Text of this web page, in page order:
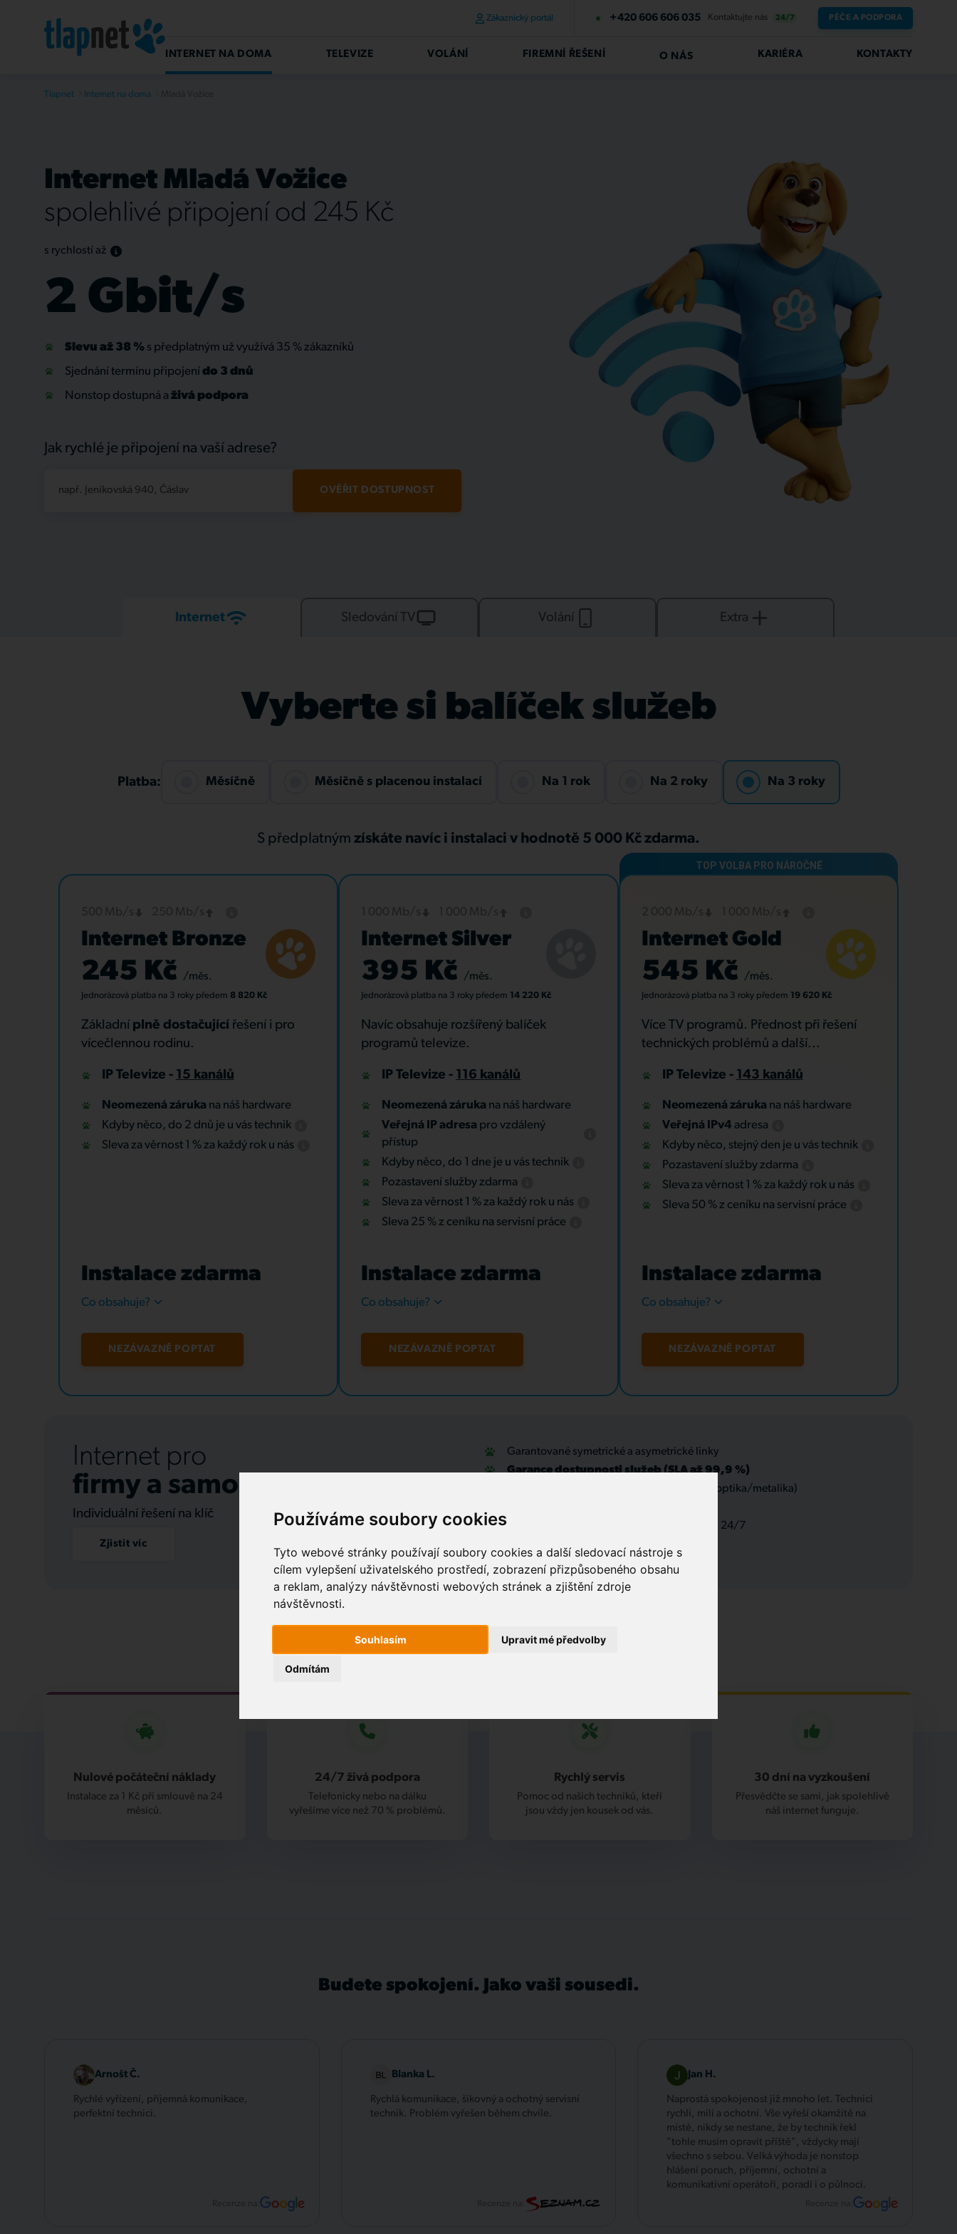
Používáme soubory cookies
Tyto webové stránky používají soubory cookies a další sledovací nástroje s
cílem vylepšení uživatelského prostředí, zobrazení přizpůsobeného obsahu
a reklam, analýzy návštěvnosti webových stránek a zjištění zdroje
návštěvnosti.
Souhlasím
Odmítám
Upravit mé předvolby
Zákaznický portál +420 606 606 035 Kontaktujte nás 24/7 PÉČE A PODPORA
INTERNET NA DOMA TELEVIZE VOLÁNÍ FIREMNÍ ŘEŠENÍ O NÁS KARIÉRA KONTAKTY
Tlapnet Internet na doma
Internet Mladá Vožice
spolehlivé připojení od 245 Kč
s rychlostí až
2 Gbit/s
Slevu až 38 % s předplatným už využívá 35 % zákazníků
Sjednání termínu připojení do 3 dnů
Nonstop dostupná a živá podpora
Jak rychlé je připojení na vaší adrese?
např. Jeníkovská 940, Čáslav OVĚŘIT DOSTUPNOST
Internet Sledování TV Volání Extra
Vyberte si balíček služeb
Platba: Měsíčně Měsíčně s placenou instalací Na 1 rok Na 2 roky Na 3 roky
S předplatným získáte navíc i instalaci v hodnotě 5 000 Kč zdarma.
Internet Bronze
245 Kč /měs.
Jednorázová platba na 3 rokypředem 8 820 Kč
Základní plně dostačující řešení i pro
vícečlennou rodinu.
IP Televize - 15 kanálů
Neomezená záruka na náš hardware
Kdyby něco, do 2 dnů je u vás technik
Sleva za věrnost 1 % za každý rok u nás
Instalace zdarma
Co obsahuje?
NEZÁVAZNĚ POPTAT
Internet Silver
395 Kč /měs.
Jednorázová platba na 3 roky předem 14 220 Kč
Navíc obsahuje rozšířený balíček
programů televize.
IP Televize - 116 kanálů
Neomezená záruka na náš hardware
Veřejná IP adresa pro vzdálený
přístup
Kdyby něco, do 1 dne je u vás technik
Pozastavení služby zdarma
Sleva za věrnost 1 % za každý rok u nás
Sleva 25 % z ceníku na servisní práce
Instalace zdarma
Co obsahuje?
NEZÁVAZNĚ POPTAT
Internet Gold
545 Kč /měs.
Jednorázová platba na 3 rokypředem 19 620 Kč
Více TV programů. Přednost při řešení
technických problémů a další...
IP Televize - 143 kanálů
Neomezená záruka na náš hardware
Veřejná IPv4 adresa
Kdyby něco, stejný den je u vás technik
Pozastavení služby zdarma
Sleva za věrnost 1 % za každý rok u nás
Sleva 50 % z ceníku na servisní práce
Instalace zdarma
Co obsahuje?
NEZÁVAZNĚ POPTAT
Internet pro
firmy a samosprávu
Individuální řešení na klíč
Zjistit víc
Garantované symetrické a asymetrické linky
Garance dostupnosti služeb (SLA až 99,9 %)
Optické přípojky a interní datové rozvody (optika/metalika)
IT outsourcing, správa sítí a servis, podpora 24/7
Nulové počáteční náklady
Instalace za 1 Kč při smlouvě na 24
měsíců.
24/7 živá podpora
Telefonicky nebo na dálku
vyřešíme více než 70 % problémů.
Rychlý servis
Pomoc od našich techniků, kteří
jsou vždy jen kousek od vás.
30 dní na vyzkoušení
Přesvědčte se sami, jak spolehlivě
náš internet funguje.
Budete spokojení. Jako vaši sousedi.
Arnošt Č.
Rychlé vyřízení, příjemná komunikace,
perfektní technici.
Blanka L.
Rychlá komunikace, šikovný a ochotný servisní
technik. Problém vyřešen během chvíle.
Jan H.
Naprostá spokojenost již mnoho let. Technici
rychlí, milí a ochotní. Vše vyřeší okamžitě na
místě, nikdy se nestane, že by technik řekl
"tohle musím opravit příště", vždycky mají
všechno s sebou. Velká výhoda je nonstop
hlášení poruch, příjemní, ochotní a
komunikativní operátoři, poradí i o půlnoci.
Recenze na: